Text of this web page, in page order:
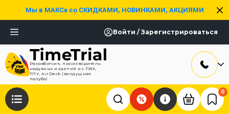
Мы в МАКСе со СКИДКАМИ, НОВИНКАМИ, АКЦИЯМИ
Войти / Зарегистрироваться
Разработчик, производитель
надувных изделий из ПВХ,
ТПУ, AirDeck (воздушная
палуба)
0